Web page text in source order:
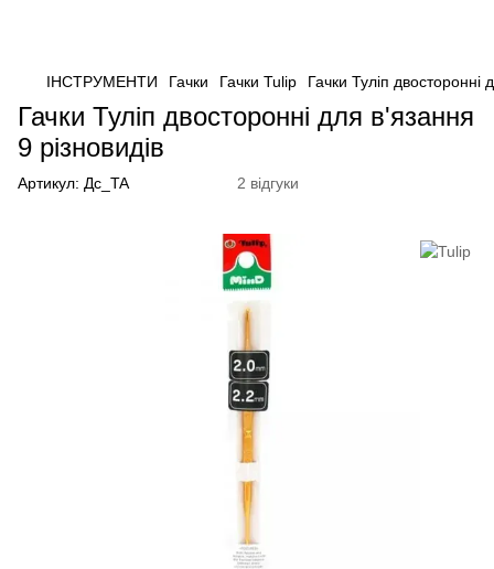
ІНСТРУМЕНТИ Гачки Гачки Tulip Гачки Туліп двосторонні
Гачки Туліп двосторонні для в'язання
9 різновидів
Артикул: Дс_TA 2 відгуки